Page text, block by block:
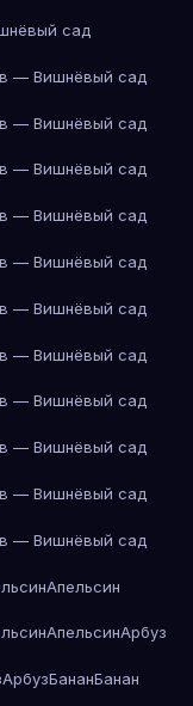
сад
— Вишнёвый сад
— Вишнёвый сад
— Вишнёвый сад
— Вишнёвый сад
— Вишнёвый сад
— Вишнёвый сад
— Вишнёвый сад
— Вишнёвый сад
— Вишнёвый сад
— Вишнёвый сад
— Вишнёвый сад
Апельсин
АпельсинАрбуз
АрбузБананБанан